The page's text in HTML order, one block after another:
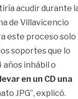
acudir durante
de Villavicencio
este proceso solo
soportes que lo
años inhábil o
en un CD una
JPG”, explicó.